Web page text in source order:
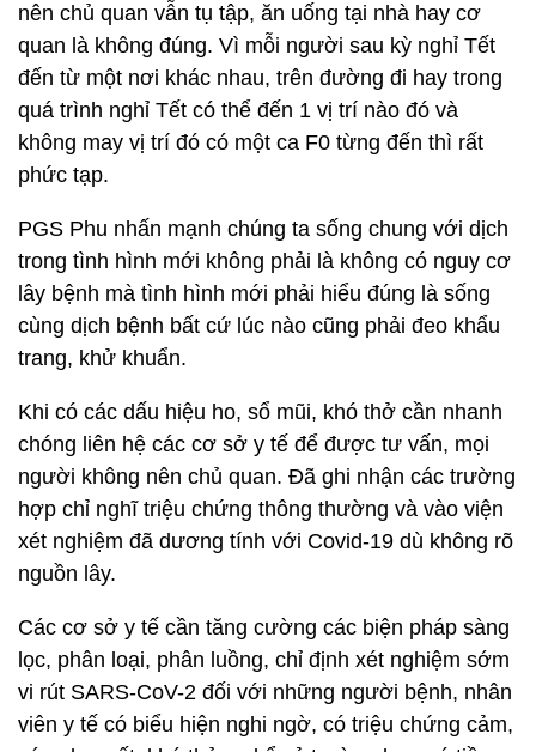
nên chủ quan vẫn tụ tập, ăn uống tại nhà hay cơ
quan là không đúng. Vì mỗi người sau kỳ nghỉ Tết
đến từ một nơi khác nhau, trên đường đi hay trong
quá trình nghỉ Tết có thể đến 1 vị trí nào đó và
không may vị trí đó có một ca F0 từng đến thì rất
phức tạp.
PGS Phu nhấn mạnh chúng ta sống chung với dịch
trong tình hình mới không phải là không có nguy cơ
lây bệnh mà tình hình mới phải hiểu đúng là sống
cùng dịch bệnh bất cứ lúc nào cũng phải đeo khẩu
trang, khử khuẩn.
Khi có các dấu hiệu ho, sổ mũi, khó thở cần nhanh
chóng liên hệ các cơ sở y tế để được tư vấn, mọi
người không nên chủ quan. Đã ghi nhận các trường
hợp chỉ nghĩ triệu chứng thông thường và vào viện
xét nghiệm đã dương tính với Covid-19 dù không rõ
nguồn lây.
Các cơ sở y tế cần tăng cường các biện pháp sàng
lọc, phân loại, phân luồng, chỉ định xét nghiệm sớm
vi rút SARS-CoV-2 đối với những người bệnh, nhân
viên y tế có biểu hiện nghi ngờ, có triệu chứng cảm,